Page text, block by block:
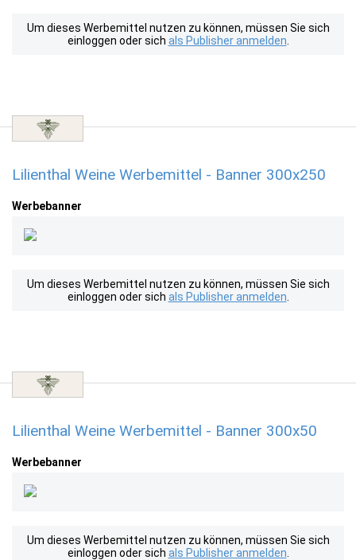
Um dieses Werbemittel nutzen zu können, müssen Sie sich
einloggen oder sich als Publisher anmelden
Lilienthal Weine Werbemittel - Banner 300x250
Werbebanner
Um dieses Werbemittel nutzen zu können, müssen Sie sich
einloggen oder sich als Publisher anmelden
Lilienthal Weine Werbemittel - Banner 300x50
Werbebanner
Um dieses Werbemittel nutzen zu können, müssen Sie sich
einloggen oder sich als Publisher anmelden